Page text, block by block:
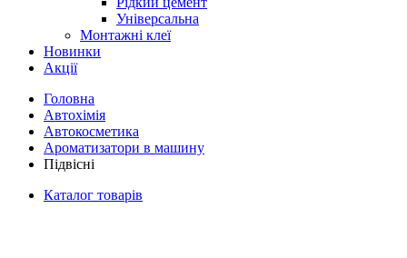
Універсальна
Монтажні клеї
Новинки
Акції
Головна
Автохімія
Автокосметика
Ароматизатори в машину
Підвісні
Каталог товарів